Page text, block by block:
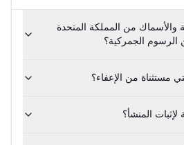
والأسماك من المملكة المتحدة
الرسوم الجمركية؟
مستثناة من الإعفاء؟
المنشأ؟